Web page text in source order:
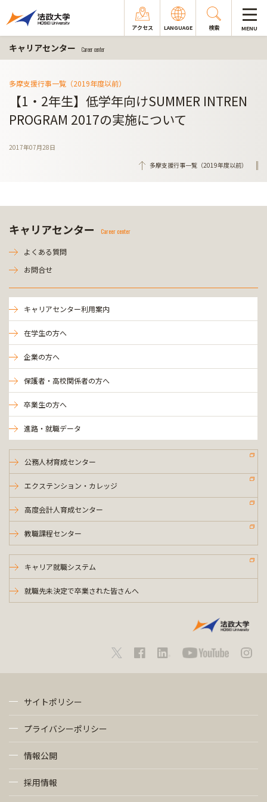
アクセス LANGUAGE 検索 MENU
キャリアセンター Career center
多摩支援行事一覧（2019年度以前）
【1・2年生】低学年向けSUMMER INTREN
PROGRAM 2017の実施について
2017年07月28日
多摩支援行事一覧（2019年度以前）
キャリアセンター Career center
よくある質問
お問合せ
キャリアセンター利用案内
在学生の方へ
企業の方へ
保護者・高校関係者の方へ
卒業生の方へ
進路・就職データ
公務人材育成センター
エクステンション・カレッジ
高度会計人育成センター
教職課程センター
キャリア就職システム
就職先未決定で卒業された皆さんへ
サイトポリシー
プライバシーポリシー
情報公開
採用情報